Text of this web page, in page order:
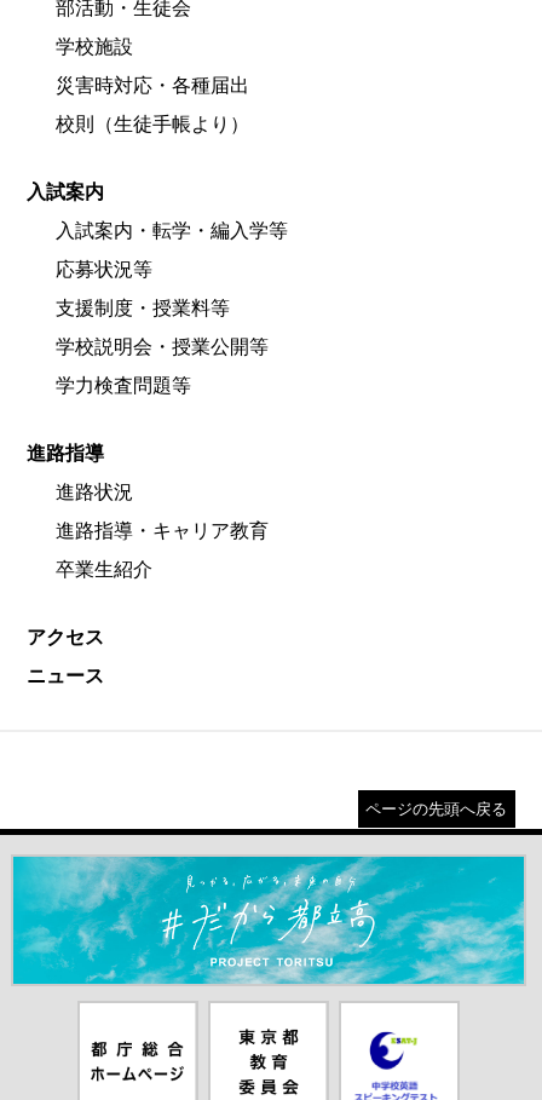
部活動・生徒会
学校施設
災害時対応・各種届出
校則（生徒手帳より）
入試案内
入試案内・転学・編入学等
応募状況等
支援制度・授業料等
学校説明会・授業公開等
学力検査問題等
進路指導
進路状況
進路指導・キャリア教育
卒業生紹介
アクセス
ニュース
ページの先頭へ戻る
＃だから都立高（別ウインドウが開きます）
ムページ（別
ウインドウが
員会（別ウイ
ンドウが開き
ピーキングテ
スト（別ウイ